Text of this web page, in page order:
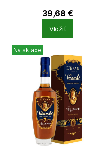
39,68 €
Počet
produktů
Vložiť
Na sklade